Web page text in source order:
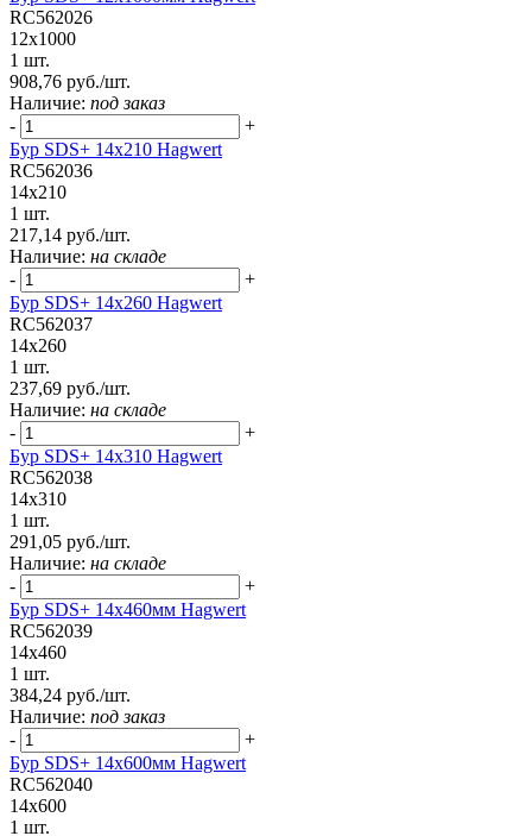
RC562026
12x1000
1 шт.
908,76 руб./шт.
Наличие: под заказ
-
+
Бур SDS+ 14х210 Hagwert
RC562036
14x210
1 шт.
217,14 руб./шт.
Наличие: на складе
-
+
Бур SDS+ 14х260 Hagwert
RC562037
14x260
1 шт.
237,69 руб./шт.
Наличие: на складе
-
+
Бур SDS+ 14х310 Hagwert
RC562038
14x310
1 шт.
291,05 руб./шт.
Наличие: на складе
-
+
Бур SDS+ 14х460мм Hagwert
RC562039
14x460
1 шт.
384,24 руб./шт.
Наличие: под заказ
-
+
Бур SDS+ 14х600мм Hagwert
RC562040
14x600
1 шт.